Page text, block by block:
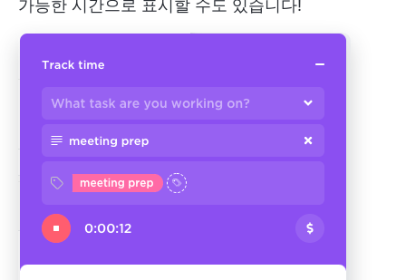
가능한 시간으로 표시할 수도 있습니다!